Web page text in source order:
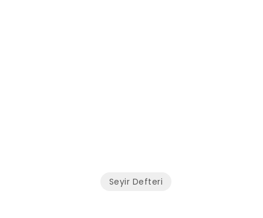
Seyir Defteri